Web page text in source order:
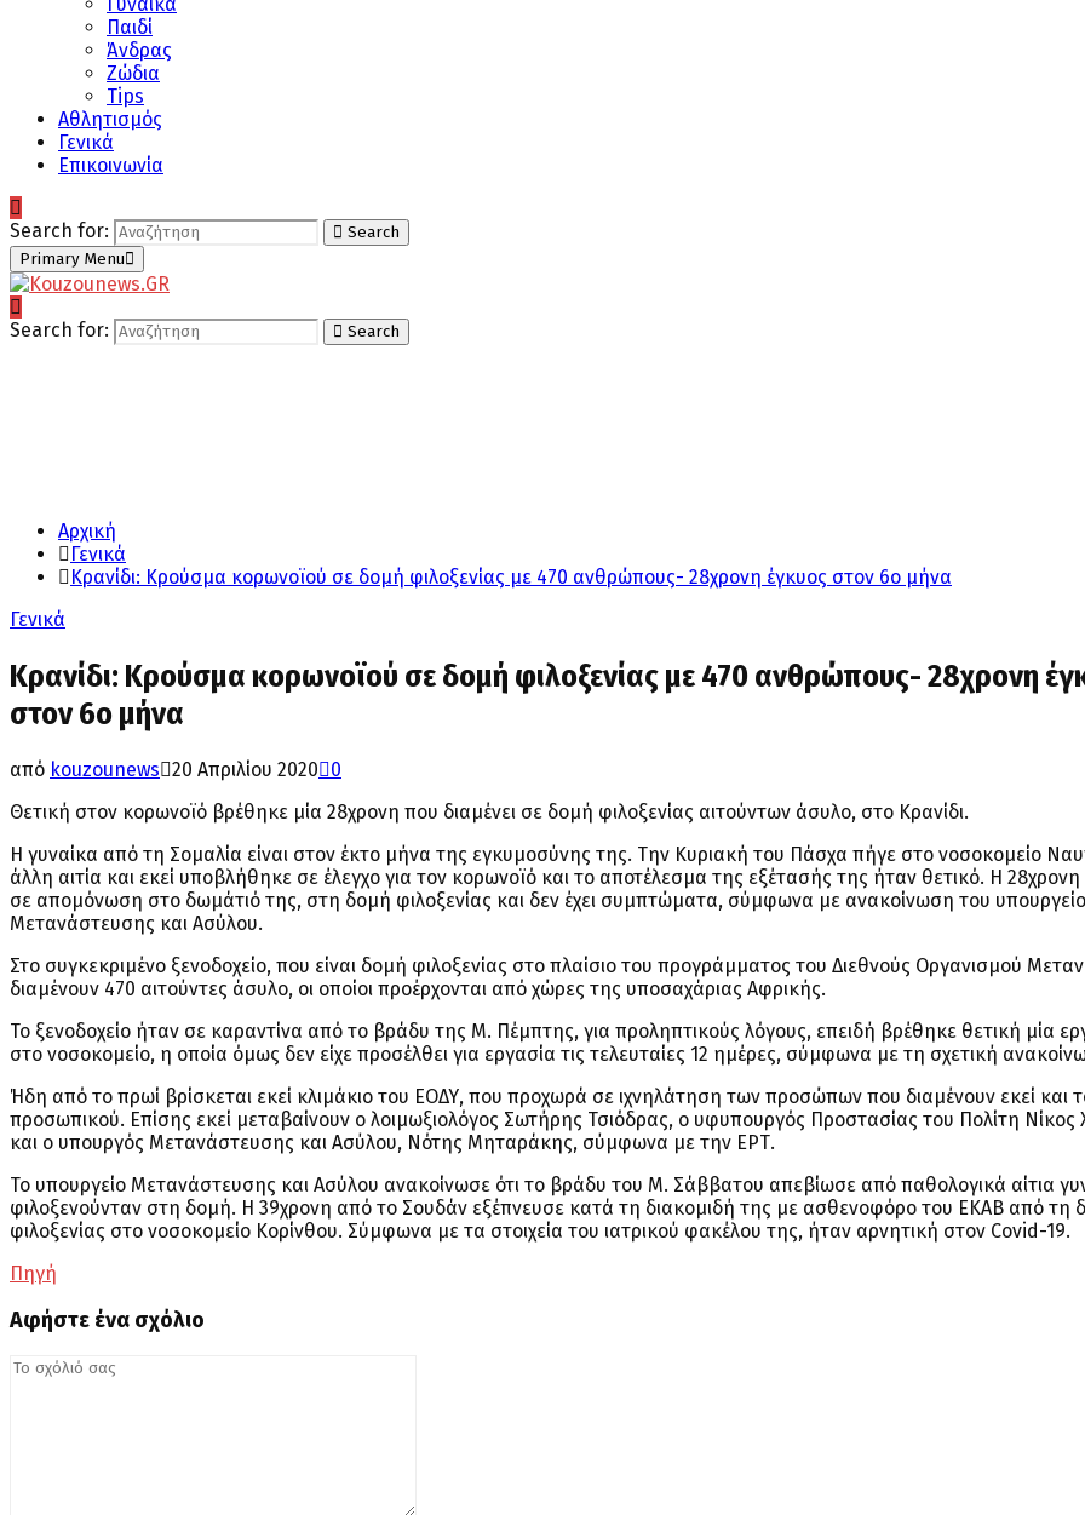
Παιδί
Άνδρας
Ζώδια
Tips
Αθλητισμός
Γενικά
Επικοινωνία
Search for:
Search
Primary Menu
Search for: Search
Αρχική
Γενικά
Κρανίδι: Κρούσμα κορωνοϊού σε δομή φιλοξενίας με 470 ανθρώπους- 28χρονη έγκυος στον 6ο μήνα
Γενικά
Κρανίδι: Κρούσμα κορωνοϊού σε δομή φιλοξενίας με 470 ανθρώπους- 28χρονη
στον 6ο μήνα
από kouzounews 20 Απριλίου 2020
0
Θετική στον κορωνοϊό βρέθηκε μία 28χρονη που διαμένει σε δομή φιλοξενίας αιτούντων άσυλο, στο Κρανίδι.
Η γυναίκα από τη Σομαλία είναι στον έκτο μήνα της εγκυμοσύνης της. Την Κυριακή του Πάσχα πήγε στο νοσοκομείο
άλλη αιτία και εκεί υποβλήθηκε σε έλεγχο για τον κορωνοϊό και το αποτέλεσμα της εξέτασής της ήταν θετικό. Η 28χρονη
σε απομόνωση στο δωμάτιό της, στη δομή φιλοξενίας και δεν έχει συμπτώματα, σύμφωνα με ανακοίνωση του
Μετανάστευσης και Ασύλου.
Στο συγκεκριμένο ξενοδοχείο, που είναι δομή φιλοξενίας στο πλαίσιο του προγράμματος του Διεθνούς Οργανισμού
διαμένουν 470 αιτούντες άσυλο, οι οποίοι προέρχονται από χώρες της υποσαχάριας Αφρικής.
Το ξενοδοχείο ήταν σε καραντίνα από το βράδυ της Μ. Πέμπτης, για προληπτικούς λόγους, επειδή βρέθηκε θετική μία
στο νοσοκομείο, η οποία όμως δεν είχε προσέλθει για εργασία τις τελευταίες 12 ημέρες, σύμφωνα με τη σχετική
Ήδη από το πρωί βρίσκεται εκεί κλιμάκιο του ΕΟΔΥ, που προχωρά σε ιχνηλάτηση των προσώπων που διαμένουν εκεί και
προσωπικού. Επίσης εκεί μεταβαίνουν ο λοιμωξιολόγος Σωτήρης Τσιόδρας, ο υφυπουργός Προστασίας του Πολίτη Νίκος
και ο υπουργός Μετανάστευσης και Ασύλου, Νότης Μηταράκης, σύμφωνα με την ΕΡΤ.
Το υπουργείο Μετανάστευσης και Ασύλου ανακοίνωσε ότι το βράδυ του Μ. Σάββατου απεβίωσε από παθολογικά αίτια
φιλοξενούνταν στη δομή. Η 39χρονη από το Σουδάν εξέπνευσε κατά τη διακομιδή της με ασθενοφόρο του ΕΚΑΒ από τη
φιλοξενίας στο νοσοκομείο Κορίνθου. Σύμφωνα με τα στοιχεία του ιατρικού φακέλου της, ήταν αρνητική στον Covid-19.
Πηγή
Αφήστε ένα σχόλιο